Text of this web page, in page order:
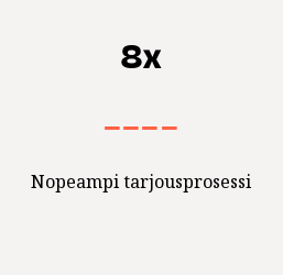
8x
−−−−
Nopeampi tarjousprosessi